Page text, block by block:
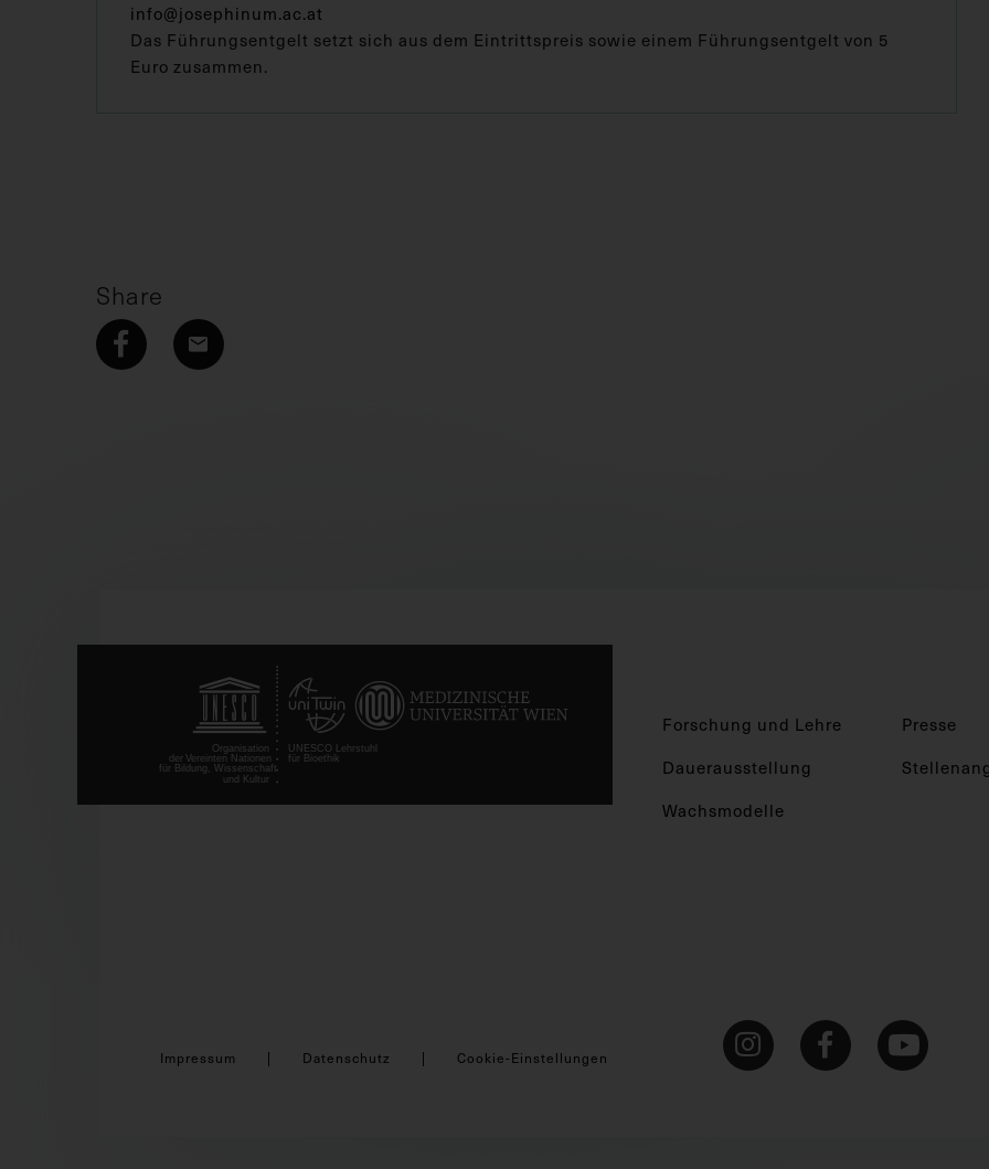
info@josephinum.ac.at
Das Führungsentgelt setzt sich aus dem Eintrittspreis sowie einem Führungsentgelt von 5
Euro zusammen.
Share
Forschung und Lehre
Dauerausstellung
Wachsmodelle
Presse
Impressum Datenschutz Cookie-Einstellungen